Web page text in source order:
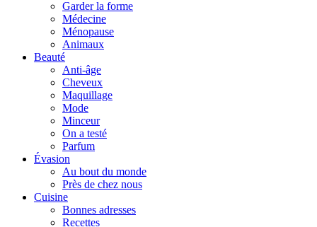
Garder la forme
Médecine
Ménopause
Animaux
Beauté
Anti-âge
Cheveux
Maquillage
Mode
Minceur
On a testé
Parfum
Évasion
Au bout du monde
Près de chez nous
Cuisine
Bonnes adresses
Recettes